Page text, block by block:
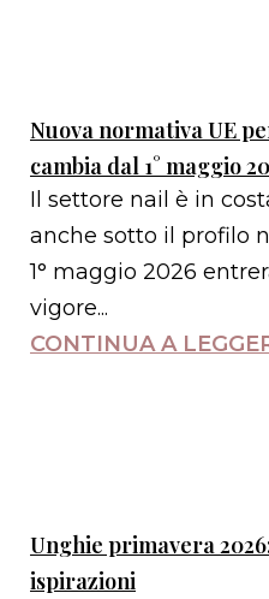
Nuova normativa UE
cambia dal 1° maggio
Il settore nail è in
anche sotto il profilo
1° maggio 2026
vigore...
CONTINUA A
Unghie primavera
ispirazioni